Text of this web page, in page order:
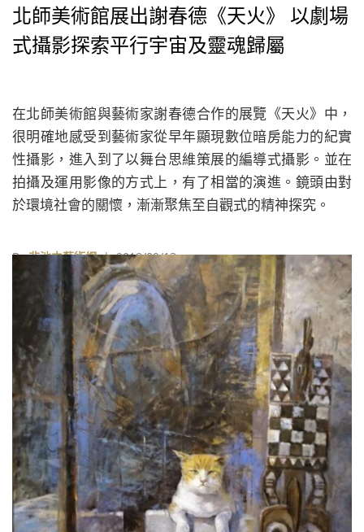
北師美術館展出謝春德《天火》 以劇場
式攝影探索平行宇宙及靈魂歸屬
在北師美術館與藝術家謝春德合作的展覽《天火》中，
很明確地感受到藝術家從早年顯現數位暗房能力的紀實
性攝影，進入到了以舞台思維策展的編導式攝影。並在
拍攝及運用影像的方式上，有了相當的演進。鏡頭由對
於環境社會的關懷，漸漸聚焦至自觀式的精神探究。
By非池中藝術網| 2018/09/13